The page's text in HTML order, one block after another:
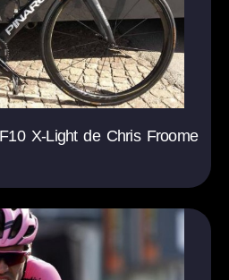
X-Light de Chris Froome